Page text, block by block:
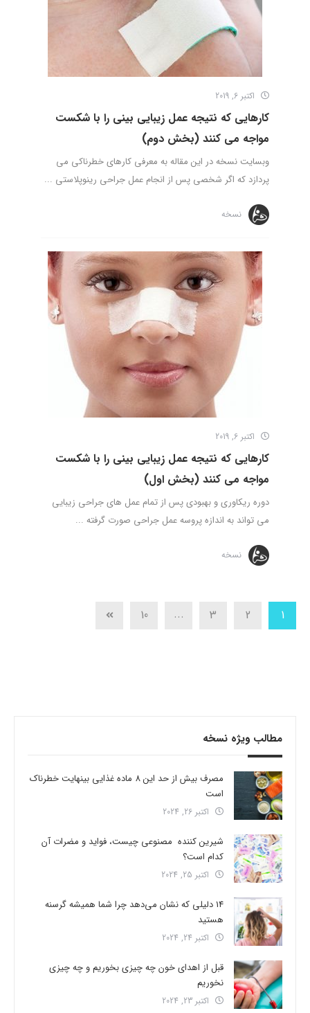
اکتبر 6, 2019
کارهایی که نتیجه عمل زیبایی بینی را با شکست
مواجه می کنند‌ (بخش دوم)
وبسایت نسخه در این مقاله به معرفی کارهای خطرناکی می
پردازد که اگر شخصی پس از انجام عمل جراحی رینوپلاستی ...
نسخه
اکتبر 6, 2019
کارهایی که نتیجه عمل زیبایی بینی را با شکست
مواجه می کنند‌ (بخش اول)
دوره ریکاوری و بهبودی پس از تمام عمل های جراحی زیبایی
می تواند به اندازه پروسه عمل جراحی صورت گرفته ...
نسخه
1
2
3
...
10
مطالب ویژه نسخه
مصرف بیش از حد این 8 ماده غذایی بینهایت خطرناک
است
اکتبر 26, 2024
شیرین کننده مصنوعی چیست، فواید و مضرات آن
کدام است؟
اکتبر 25, 2024
14 دلیلی که نشان می‌دهد چرا شما همیشه گرسنه
هستید
اکتبر 24, 2024
قبل از اهدای خون چه چیزی بخوریم و چه چیزی
نخوریم
اکتبر 23, 2024